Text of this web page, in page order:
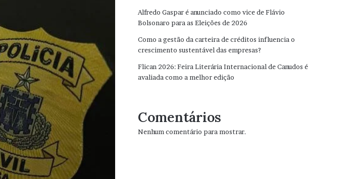
Alfredo Gaspar é anunciado como vice de Flávio
Bolsonaro para as Eleições de 2026
Como a gestão da carteira de créditos influencia o
crescimento sustentável das empresas?
Flican 2026: Feira Literária Internacional de Canudos é
avaliada como a melhor edição
Comentários
Nenhum comentário para mostrar.